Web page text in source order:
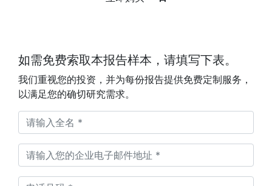
如需免费索取本报告样本，请填写下表。
我们重视您的投资，并为每份报告提供免费定制服务，
以满足您的确切研究需求。